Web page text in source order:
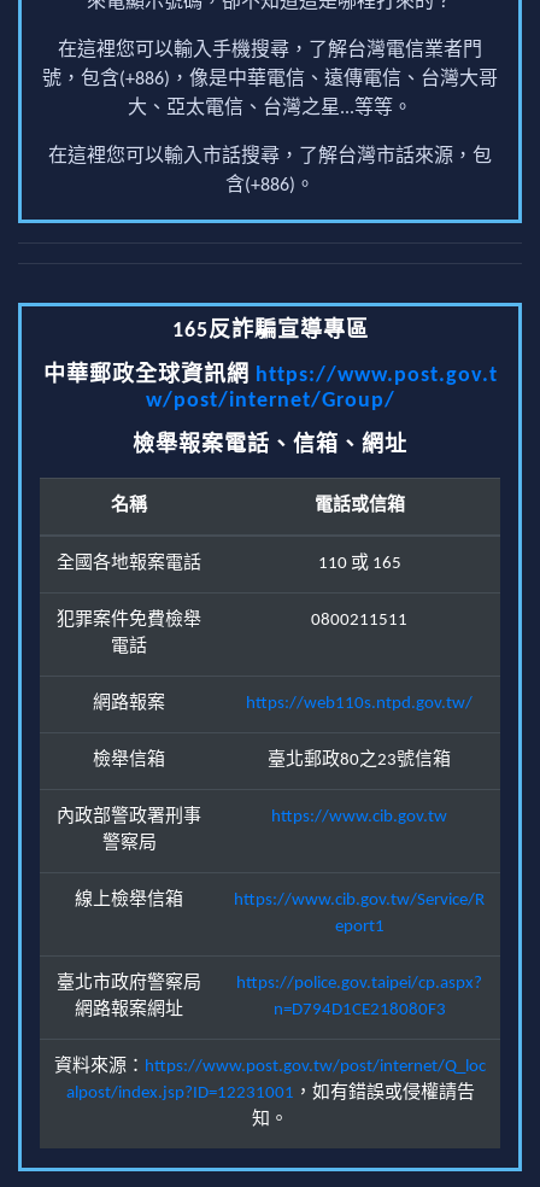
在這裡您可以輸入手機搜尋，了解台灣電信業者門
號，包含(+886)，像是中華電信、遠傳電信、台灣大哥
大、亞太電信、台灣之星...等等。
在這裡您可以輸入市話搜尋，了解台灣市話來源，包
含(+886)。
165反詐騙宣導專區
中華郵政全球資訊網 https://www.post.gov.t
w/post/internet/Group/
檢舉報案電話、信箱、網址
名稱 電話或信箱
全國各地報案電話 110 或 165
犯罪案件免費檢舉
電話
0800211511
網路報案 https://web110s.ntpd.gov.tw/
檢舉信箱 臺北郵政80之23號信箱
內政部警政署刑事
警察局
https://www.cib.gov.tw
線上檢舉信箱
https://www.cib.gov.tw/Service/R
eport1
臺北市政府警察局
網路報案網址
https://police.gov.taipei/cp.aspx?
n=D794D1CE218080F3
資料來源： https://www.post.gov.tw/post/internet/Q_loc
alpost/index.jsp?ID=12231001 ，如有錯誤或侵權請告
知。